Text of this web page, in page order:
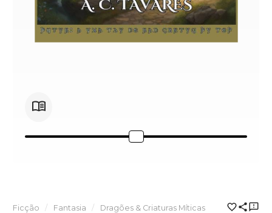
Ficção Fantasia Dragões & Criaturas Míticas